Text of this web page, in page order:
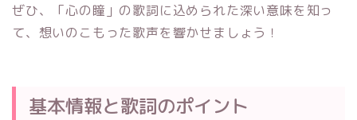
ぜひ、「心の瞳」の歌詞に込められた深い意味を知っ
て、想いのこもった歌声を響かせましょう！
基本情報と歌詞のポイント